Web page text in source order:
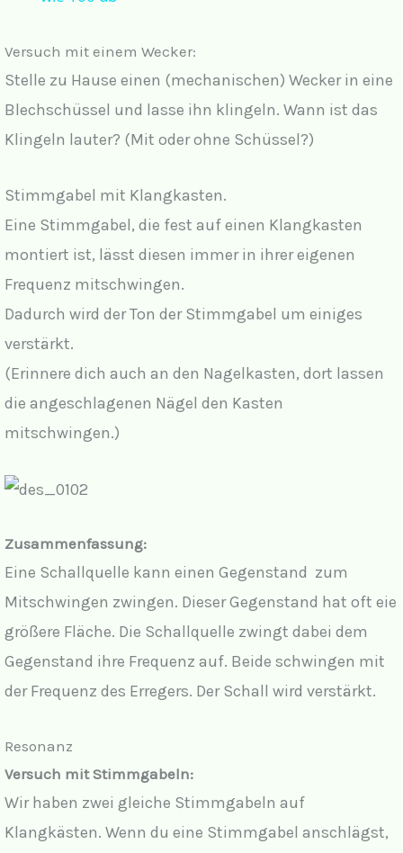
V
e
o
Versuch mit einem Wecker:
Stelle zu Hause einen (mechanischen) Wecker in eine
Blechschüssel und lasse ihn klingeln. Wann ist das
Klingeln lauter? (Mit oder ohne Schüssel?)
Stimmgabel mit Klangkasten.
Eine Stimmgabel, die fest auf einen Klangkasten
montiert ist, lässt diesen immer in ihrer eigenen
Frequenz mitschwingen.
Dadurch wird der Ton der Stimmgabel um einiges
verstärkt.
(Erinnere dich auch an den Nagelkasten, dort lassen
die angeschlagenen Nägel den Kasten
mitschwingen.)
Zusammenfassung:
Eine Schallquelle kann einen Gegenstand zum
Mitschwingen zwingen. Dieser Gegenstand hat oft eie
größere Fläche. Die Schallquelle zwingt dabei dem
Gegenstand ihre Frequenz auf. Beide schwingen mit
der Frequenz des Erregers. Der Schall wird verstärkt.
Resonanz
Versuch mit Stimmgabeln:
Wir haben zwei gleiche Stimmgabeln auf
Klangkästen. Wenn du eine Stimmgabel anschlägst,